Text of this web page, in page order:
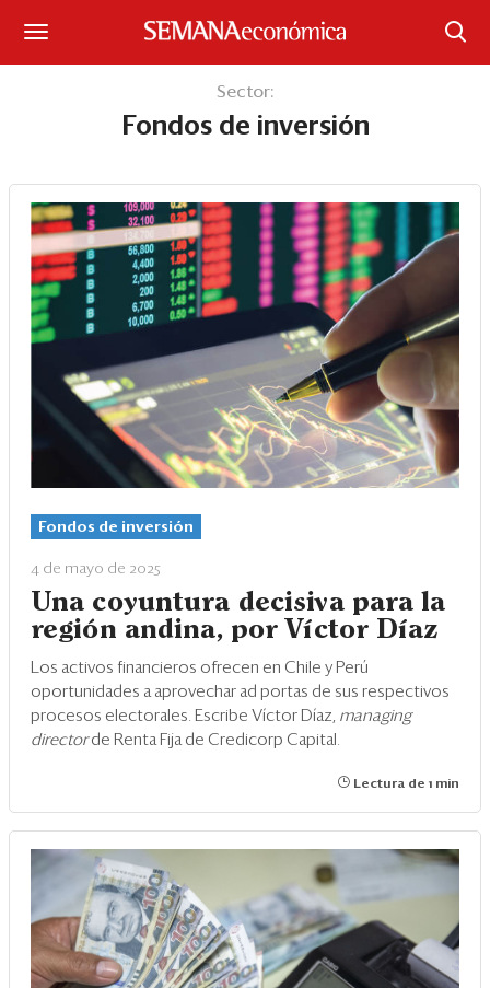
Iniciar sesión
Portada
¿Qué está pasando?
Sectores y Empresas
Management
Economía y Finanzas
Legal y Política
Eventos
Blogs
Edición Impresa
Sector:
Fondos de inversión
Fondos de inversión
4 de mayo de 2025
Una coyuntura decisiva para la
región andina, por Víctor Díaz
Los activos financieros ofrecen en Chile y Perú
oportunidades a aprovechar ad portas de sus respectivos
procesos electorales. Escribe Víctor Díaz, managing
directorde Renta Fija de Credicorp Capital.
Lectura de 1 min